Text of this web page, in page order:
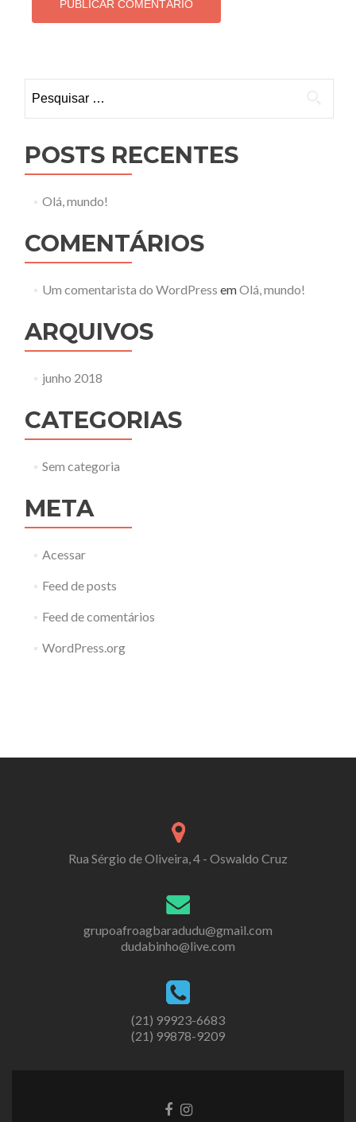
por:
POSTS RECENTES
Olá, mundo!
COMENTÁRIOS
Um comentarista do WordPress emOlá, mundo!
ARQUIVOS
junho 2018
CATEGORIAS
Sem categoria
META
Acessar
Feed de posts
Feed de comentários
WordPress.org
Rua Sérgio de Oliveira, 4 - Oswaldo Cruz
grupoafroagbaradudu@gmail.com
dudabinho@live.com
(21) 99923-6683
(21) 99878-9209
Go Go